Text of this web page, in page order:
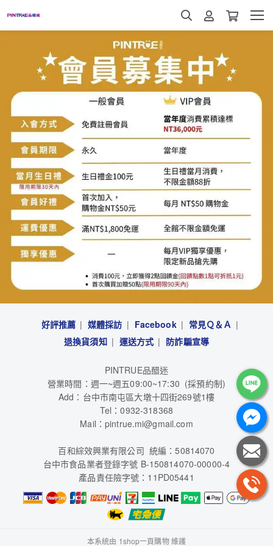
好評推薦 媒體採訪 Facebook
常見Ｑ＆Ａ
退換貨須知
運送方式 防詐騙宣導
PINTRUE品醋迷
營業時間：週一~週五09:00~17:30 (採預約制)
Add：台中市南屯區大墩十四街269號1樓
Tel：0932-318368
Mail：pintrue.mi@gmail.com
百和綜效興業有限公司 統編：50814070
台中市食品業者登錄字號 B-150814070-00000-4
產品責任險字號：11PD05441
本系統由 1shop一頁購物維護